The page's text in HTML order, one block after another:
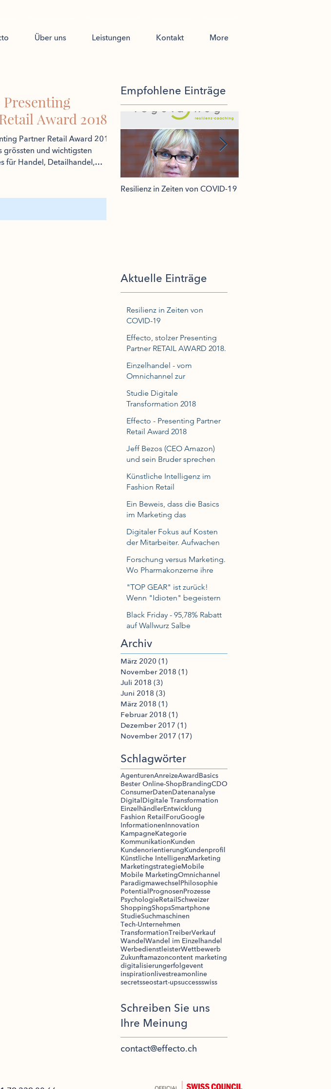
Über uns Leistungen Kontakt More
Award 2018
Partner Retail Award 2018
grössten und wichtigsten
für Handel, Detailhandel,
Empfohlene Einträge
Resilienz in Zeiten von COVID-19
Aktuelle Einträge
Resilienz in Zeiten von
COVID-19
Effecto, stolzer Presenting
Partner RETAIL AWARD 2018.
Einzelhandel - vom
Omnichannel zur
Studie Digitale
Transformation 2018
Effecto - Presenting Partner
Retail Award 2018
Jeff Bezos (CEO Amazon)
und sein Bruder sprechen
Künstliche Intelligenz im
Fashion Retail
Ein Beweis, dass die Basics
im Marketing das
Digitaler Fokus auf Kosten
der Mitarbeiter. Aufwachen
Forschung versus Marketing.
Wo Pharmakonzerne ihre
"TOP GEAR" ist zurück!
Wenn "Idioten" begeistern
schauen.
Black Friday - 95,78% Rabatt
auf Wallwurz Salbe
Archiv
März 2020 (1)
November 2018 (1)
Juli 2018 (3)
Juni 2018 (3)
März 2018 (1)
Februar 2018 (1)
Dezember 2017 (1)
November 2017 (17)
Schlagwörter
AgenturenAnreizeAward Basics
Bester Online-ShopBrandingCDO
ConsumerDaten Datenanalyse
Digital Digitale Transformation
EinzelhändlerEntwicklung
Fashion Retail ForuGoogle
Informationen Innovation
KampagneKategorie
Kommunikation Kunden
Kundenorientierung Kundenprofil
Künstliche IntelligenzMarketing
MarketingstrategieMobile
Mobile MarketingOmnichannel
Paradigmawechsel Philosophie
Potential Prognosen Prozesse
PsychologieRetail Schweizer
ShoppingShopsSmartphone
StudieSuchmaschinen
Tech-Unternehmen
TransformationTreiberVerkauf
Wandel Wandel im Einzelhandel
WerbedienstleisterWettbewerb
Zukunftamazoncontent marketing
digitalisierungerfolgevent
inspiration livestreamonline
secretsseostart-upsuccessswiss
Schreiben Sie uns
Ihre Meinung
contact@effecto.ch